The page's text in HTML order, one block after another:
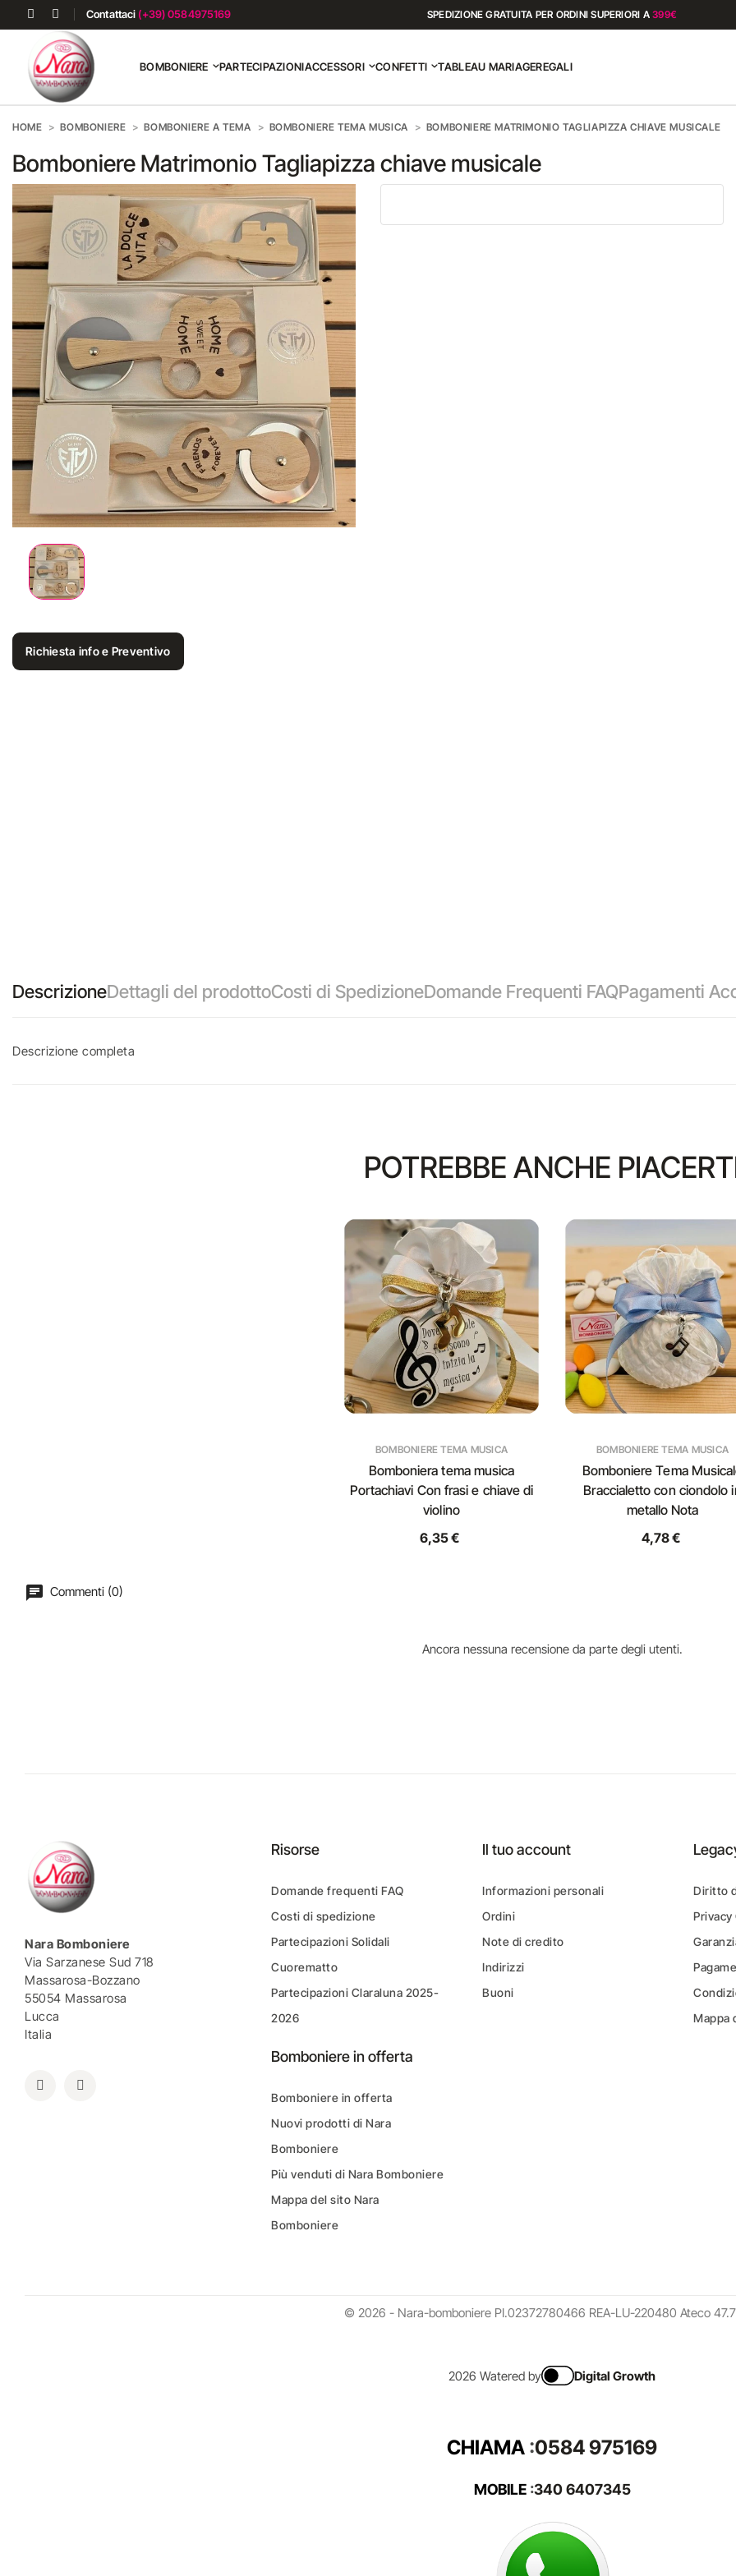
Contattaci (+39) 0584975169 SPEDIZIONE GRATUITA PER ORDINI SUPERIORI A399€
BOMBONIERE PARTECIPAZIONIACCESSORI CONFETTI TABLEAU MARIAGEREGALI
HOME BOMBONIERE BOMBONIERE A TEMA BOMBONIERE TEMA MUSICA BOMBONIERE MATRIMONIO TAGLIAPIZZA CHIAVE MUSICALE
Bomboniere Matrimonio Tagliapizza chiave musicale
Richiesta info e Preventivo
DescrizioneDettagli del prodottoCosti di SpedizioneDomande Frequenti FAQPagamenti
Descrizione completa
POTREBBE ANCHE
BOMBONIERE TEMA MUSICA
Bomboniera tema musica
Portachiavi Con frasi e chiave di
violino
6,35 €
BOMBONIERE TEMA MUSICA
Bomboniere Tema
Braccialetto con ciondolo
metallo Nota
4,78 €
Commenti (0)
Ancora nessuna recensione da parte degli utenti.
Nara Bomboniere
Via Sarzanese Sud 718
Massarosa-Bozzano
55054 Massarosa
Lucca
Italia
Risorse
Domande frequenti FAQ
Costi di spedizione
Partecipazioni Solidali
Cuorematto
Partecipazioni Claraluna 2025-
2026
Bomboniere in offerta
Bomboniere in offerta
Nuovi prodotti di Nara
Bomboniere
Più venduti di Nara Bomboniere
Mappa del sito Nara
Bomboniere
Il tuo account
Informazioni personali
Ordini
Note di credito
Indirizzi
Buoni
Diritto
Privacy
Mappa
© 2026 - Nara-bomboniere PI.02372780466 REA-LU-220480 Ateco
2026 Watered by Digital Growth
CHIAMA :0584 975169
MOBILE:340 6407345